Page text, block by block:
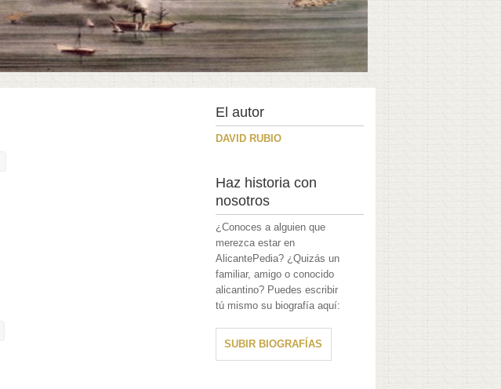
El autor
DAVID RUBIO
Haz historia con
nosotros
¿Conoces a alguien que
merezca estar en
AlicantePedia? ¿Quizás un
familiar, amigo o conocido
alicantino? Puedes escribir
tú mismo su biografía aquí:
SUBIR BIOGRAFÍAS